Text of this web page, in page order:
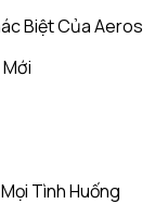
Biệt Của Aeros
Tình Huống